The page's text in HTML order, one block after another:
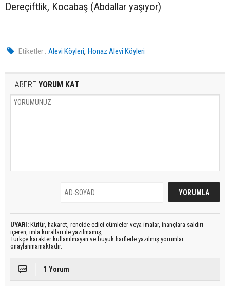
Dereçiftlik, Kocabaş (Abdallar yaşıyor)
Etiketler : Alevi Köyleri,Honaz Alevi Köyleri
HABERE YORUM KAT
UYARI: Küfür, hakaret, rencide edici cümleler veya imalar, inançlara saldırı
içeren, imla kuralları ile yazılmamış,
Türkçe karakter kullanılmayan ve büyük harflerle yazılmış yorumlar
onaylanmamaktadır.
1 Yorum